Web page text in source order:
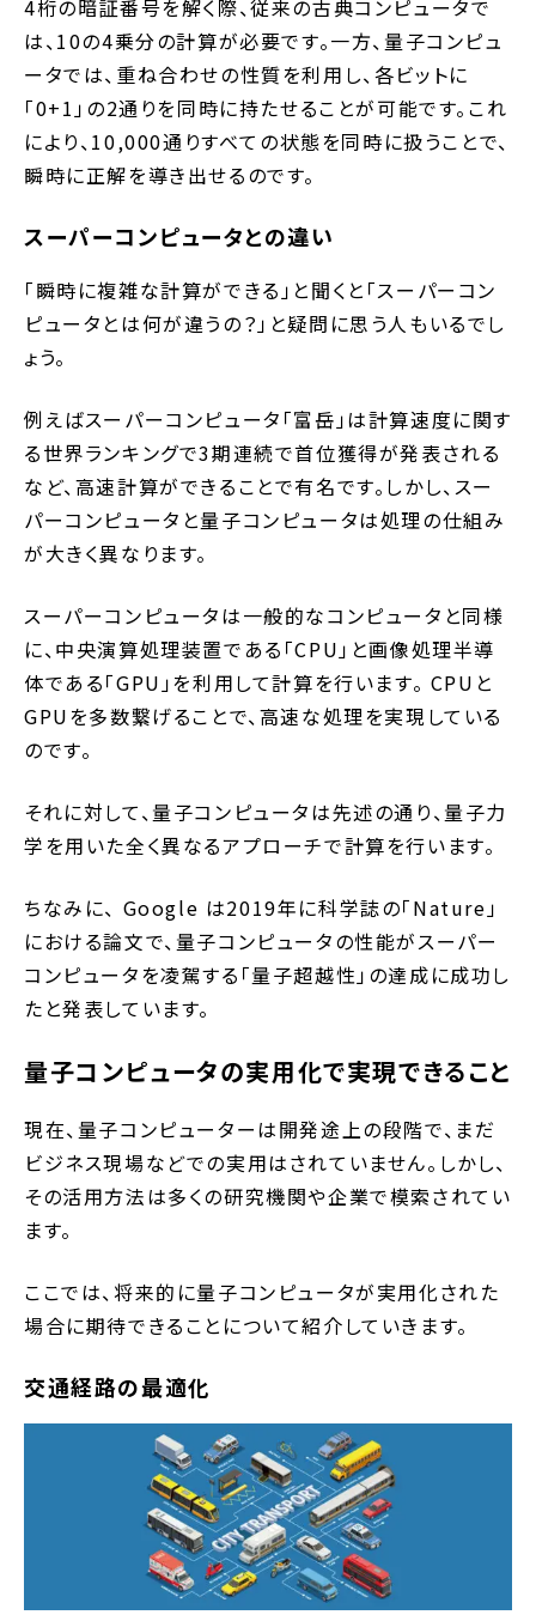
4桁の暗証番号を解く際、従来の古典コンピュータで
は、10の4乗分の計算が必要です。一方、量子コンピュ
ータでは、重ね合わせの性質を利用し、各ビットに
「0+1」の2通りを同時に持たせることが可能です。これ
により、10,000通りすべての状態を同時に扱うことで、
瞬時に正解を導き出せるのです。
スーパーコンピュータとの違い
「瞬時に複雑な計算ができる」と聞くと「スーパーコン
ピュータとは何が違うの？」と疑問に思う人もいるでし
ょう。
例えばスーパーコンピュータ「富岳」は計算速度に関す
る世界ランキングで3期連続で首位獲得が発表される
など、高速計算ができることで有名です。しかし、スー
パーコンピュータと量子コンピュータは処理の仕組み
が大きく異なります。
スーパーコンピュータは一般的なコンピュータと同様
に、中央演算処理装置である「CPU」と画像処理半導
体である「GPU」を利用して計算を行います。 CPUと
GPUを多数繋げることで、高速な処理を実現している
のです。
それに対して、量子コンピュータは先述の通り、量子力
学を用いた全く異なるアプローチで計算を行います。
ちなみに、 Google は2019年に科学誌の「Nature」
における論文で、量子コンピュータの性能がスーパー
コンピュータを凌駕する「量子超越性」の達成に成功し
たと発表しています。
量子コンピュータの実用化で実現できること
現在、量子コンピューターは開発途上の段階で、まだ
ビジネス現場などでの実用はされていません。しかし、
その活用方法は多くの研究機関や企業で模索されてい
ます。
ここでは、将来的に量子コンピュータが実用化された
場合に期待できることについて紹介していきます。
交通経路の最適化